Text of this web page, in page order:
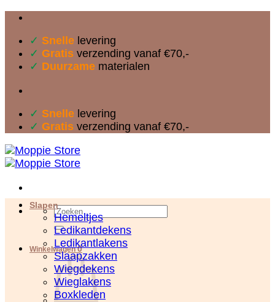
inhoud
✓ Snelle levering
✓ Gratis verzending vanaf €70,-
✓ Duurzame materialen
✓ Snelle levering
✓ Gratis verzending vanaf €70,-
Zoeken
naar:
Winkelwagen0
Slapen
Hemeltjes
Ledikantdekens
Ledikantlakens
Slaapzakken
Wiegdekens
Wieglakens
Boxkleden